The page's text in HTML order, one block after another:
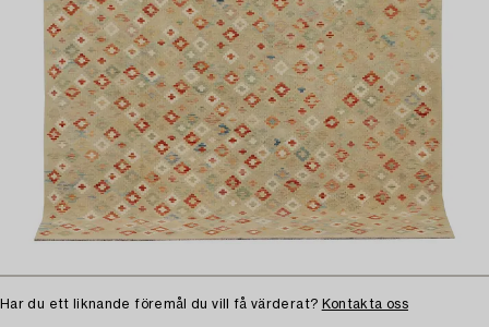
Har du ett liknande föremål du vill få värderat? Kontakta oss